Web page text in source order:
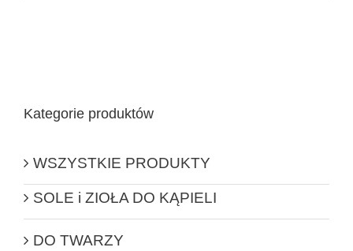
Kategorie produktów
SOLE i ZIOŁA DO KĄPIELI
DO TWARZY
WSZYSTKIE PRODUKTY